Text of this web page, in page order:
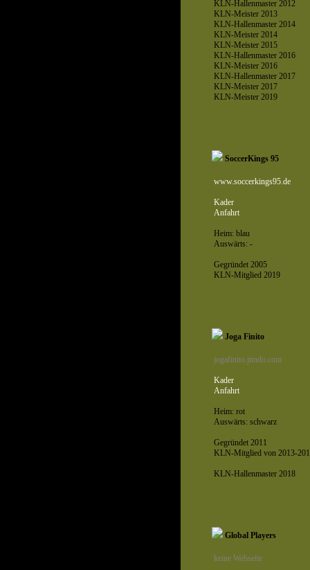
KLN-Hallenmaster 2012
KLN-Meister 2013
KLN-Hallenmaster 2014
KLN-Meister 2014
KLN-Meister 2015
KLN-Hallenmaster 2016
KLN-Meister 2016
KLN-Hallenmaster 2017
KLN-Meister 2017
KLN-Meister 2019
SoccerKings 95
www.soccerkings95.de
Kader
Anfahrt
Heim: blau
Auswärts: -
Gegründet 2005
KLN-Mitglied 2019
Joga Finito
jogafinito.jimdo.com
Kader
Anfahrt
Heim: rot
Auswärts: schwarz
Gegründet 2011
KLN-Mitglied von 2013-
KLN-Hallenmaster 2018
Global Players
keine Webseite